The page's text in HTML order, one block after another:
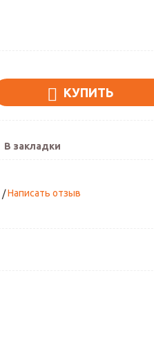
КУПИТЬ
В закладки
/Написать отзыв